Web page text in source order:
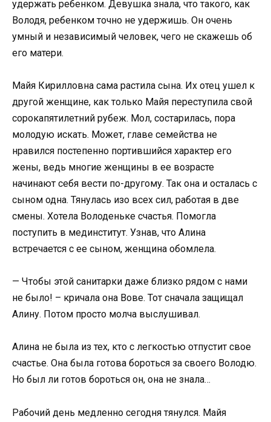
удержать ребенком. Девушка знала, что такого, как
Володя, ребенком точно не удержишь. Он очень
умный и независимый человек, чего не скажешь об
его матери.
Майя Кирилловна сама растила сына. Их отец ушел к
другой женщине, как только Майя переступила свой
сорокапятилетний рубеж. Мол, состарилась, пора
молодую искать. Может, главе семейства не
нравился постепенно портившийся характер его
жены, ведь многие женщины в ее возрасте
начинают себя вести по-другому. Так она и осталась с
сыном одна. Тянулась изо всех сил, работая в две
смены. Хотела Володеньке счастья. Помогла
поступить в мединститут. Узнав, что Алина
встречается с ее сыном, женщина обомлела.
— Чтобы этой санитарки даже близко рядом с нами
не было! – кричала она Вове. Тот сначала защищал
Алину. Потом просто молча выслушивал.
Алина не была из тех, кто с легкостью отпустит свое
счастье. Она была готова бороться за своего Володю.
Но был ли готов бороться он, она не знала…
Рабочий день медленно сегодня тянулся. Майя